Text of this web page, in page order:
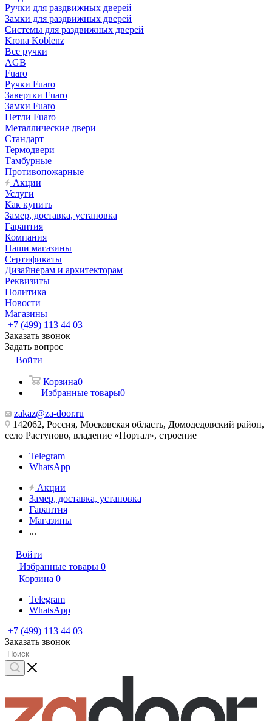
Ручки для раздвижных дверей
Замки для раздвижных дверей
Системы для раздвижных дверей
Krona Koblenz
Все ручки
AGB
Fuaro
Ручки Fuaro
Завертки Fuaro
Замки Fuaro
Петли Fuaro
Металлические двери
Стандарт
Термодвери
Тамбурные
Противопожарные
Акции
Услуги
Как купить
Замер, доставка, установка
Гарантия
Компания
Наши магазины
Сертификаты
Дизайнерам и архитекторам
Реквизиты
Политика
Новости
Магазины
+7 (499) 113 44 03
Заказать звонок
Задать вопрос
Войти
Корзина0
Избранные товары0
zakaz@za-door.ru
142062, Россия, Московская область, Домодедовский район,
село Растуново, владение «Портал», строение
Telegram
WhatsApp
Акции
Замер, доставка, установка
Гарантия
Магазины
...
Войти
Избранные товары 0
Корзина 0
Telegram
WhatsApp
+7 (499) 113 44 03
Заказать звонок